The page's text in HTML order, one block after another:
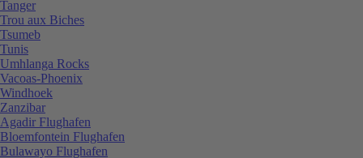
Tanger
Trou aux Biches
Tsumeb
Tunis
Umhlanga Rocks
Vacoas-Phoenix
Windhoek
Zanzibar
Agadir Flughafen
Bloemfontein Flughafen
Bulawayo Flughafen